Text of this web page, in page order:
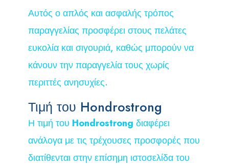
Αυτός ο απλός και ασφαλής τρόπος
παραγγελίας προσφέρει στους πελάτες
ευκολία και σιγουριά, καθώς μπορούν να
κάνουν την παραγγελία τους χωρίς
περιττές ανησυχίες.
Τιμή του Hondrostrong
Η τιμή του Hondrostrong διαφέρει
ανάλογα με τις τρέχουσες προσφορές που
διατίθενται στην επίσημη ιστοσελίδα του